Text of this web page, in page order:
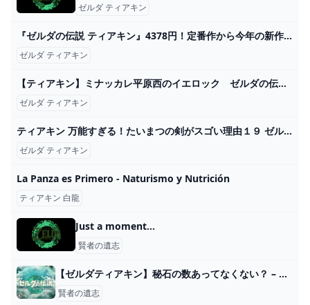
ゼルダ ティアキン
『ゼルダの伝説 ティアキン』4378円！定番作から今年の新作まで、ゲオ店舗のブラックフライデーセールを現地調査 インサイド
ゼルダ ティアキン
【ティアキン】ミナッカレ平原西のイエロック ゼルダの伝説ティアーズ オブザキングダム #ゼルダの伝説 #ティアキン #zelda #shorts - YouTube
ゼルダ ティアキン
ティアキン 万能すぎる！たいまつの剣がスゴい理由１９ ゼルダの伝説 ティアーズ オブ ザ キングダム - YouTube
ゼルダ ティアキン
La Panza es Primero - Naturismo y Nutrición
ティアキン 白龍
Just a moment...
賢者の遺志
【ゼルダティアキン】秘石の数あってなくない？ – ゲーム攻略のかけら
賢者の遺志